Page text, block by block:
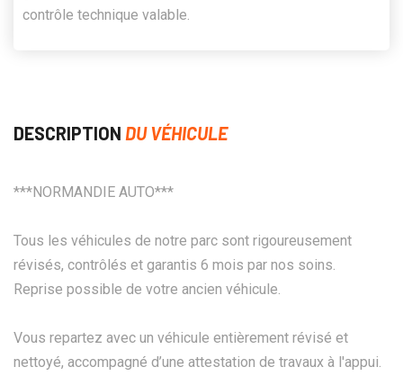
contrôle technique valable.
DESCRIPTION DU VÉHICULE
***NORMANDIE AUTO***
Tous les véhicules de notre parc sont rigoureusement
révisés, contrôlés et garantis 6 mois par nos soins.
Reprise possible de votre ancien véhicule.
Vous repartez avec un véhicule entièrement révisé et
nettoyé, accompagné d’une attestation de travaux à l'appui.